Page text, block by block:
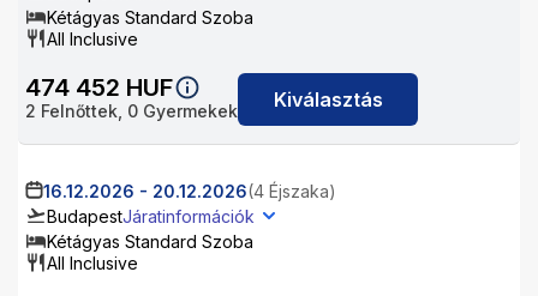
Kétágyas Standard Szoba
All Inclusive
474 452 HUF
2 Felnőttek, 0 Gyermekek Kiválasztás
16.12.2026 - 20.12.2026(4 Éjszaka)
BudapestJáratinformációk
Kétágyas Standard Szoba
All Inclusive